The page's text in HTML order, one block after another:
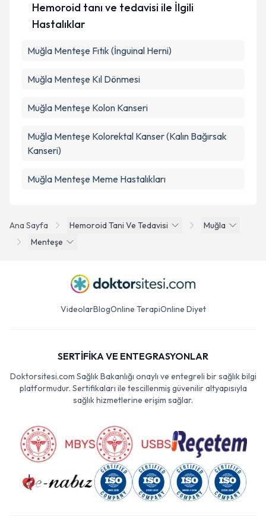
Ana Sayfa Hemoroid Tani Ve Tedavisi
Muğla
Menteşe
Hemoroid tanı ve tedavisi ile İlgili
Hastalıklar
Muğla Menteşe Fıtık (İnguinal Herni)
Muğla Menteşe Kıl Dönmesi
Muğla Menteşe Kolon Kanseri
Muğla Menteşe Kolorektal Kanser (Kalın Bağırsak
Kanseri)
Muğla Menteşe Meme Hastalıkları
VideolarBlogOnline TerapiOnline Diyet
SERTİFİKA VE ENTEGRASYONLAR
Doktorsitesi.com Sağlık Bakanlığı onaylı ve entegreli bir sağlık bilgi
platformudur. Sertifikaları ile tescillenmiş güvenilir altyapısıyla
sağlık hizmetlerine erişim sağlar.